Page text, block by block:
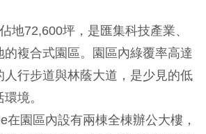
地72,600坪，是匯集科技產業、
複合式園區。園區內綠覆率高達
人行步道與林蔭大道，是少見的低
境。
在園區內設有兩棟全棟辦公大樓，